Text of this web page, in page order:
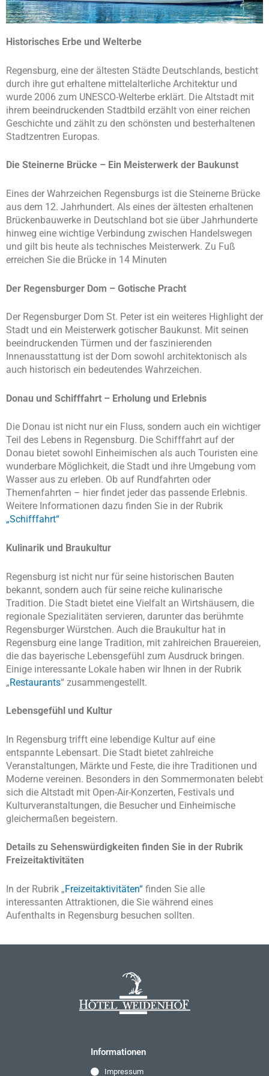
Historisches Erbe und Welterbe
Regensburg, eine der ältesten Städte Deutschlands, besticht
durch ihre gut erhaltene mittelalterliche Architektur und
wurde 2006 zum UNESCO-Welterbe erklärt. Die Altstadt mit
ihrem beeindruckenden Stadtbild erzählt von einer reichen
Geschichte und zählt zu den schönsten und besterhaltenen
Stadtzentren Europas.
Die Steinerne Brücke – Ein Meisterwerk der Baukunst
Eines der Wahrzeichen Regensburgs ist die Steinerne Brücke
aus dem 12. Jahrhundert. Als eines der ältesten erhaltenen
Brückenbauwerke in Deutschland bot sie über Jahrhunderte
hinweg eine wichtige Verbindung zwischen Handelswegen
und gilt bis heute als technisches Meisterwerk. Zu Fuß
erreichen Sie die Brücke in 14 Minuten
Der Regensburger Dom – Gotische Pracht
Der Regensburger Dom St. Peter ist ein weiteres Highlight der
Stadt und ein Meisterwerk gotischer Baukunst. Mit seinen
beeindruckenden Türmen und der faszinierenden
Innenausstattung ist der Dom sowohl architektonisch als
auch historisch ein bedeutendes Wahrzeichen.
Donau und Schifffahrt – Erholung und Erlebnis
Die Donau ist nicht nur ein Fluss, sondern auch ein wichtiger
Teil des Lebens in Regensburg. Die Schifffahrt auf der
Donau bietet sowohl Einheimischen als auch Touristen eine
wunderbare Möglichkeit, die Stadt und ihre Umgebung vom
Wasser aus zu erleben. Ob auf Rundfahrten oder
Themenfahrten – hier findet jeder das passende Erlebnis.
Weitere Informationen dazu finden Sie in der Rubrik
„Schifffahrt“
Kulinarik und Braukultur
Regensburg ist nicht nur für seine historischen Bauten
bekannt, sondern auch für seine reiche kulinarische
Tradition. Die Stadt bietet eine Vielfalt an Wirtshäusern, die
regionale Spezialitäten servieren, darunter das berühmte
Regensburger Würstchen. Auch die Braukultur hat in
Regensburg eine lange Tradition, mit zahlreichen Brauereien,
die das bayerische Lebensgefühl zum Ausdruck bringen.
Einige interessante Lokale haben wir Ihnen in der Rubrik
„Restaurants“ zusammengestellt.
Lebensgefühl und Kultur
In Regensburg trifft eine lebendige Kultur auf eine
entspannte Lebensart. Die Stadt bietet zahlreiche
Veranstaltungen, Märkte und Feste, die ihre Traditionen und
Moderne vereinen. Besonders in den Sommermonaten belebt
sich die Altstadt mit Open-Air-Konzerten, Festivals und
Kulturveranstaltungen, die Besucher und Einheimische
gleichermaßen begeistern.
Details zu Sehenswürdigkeiten finden Sie in der Rubrik
Freizeitaktivitäten
In der Rubrik „Freizeitaktivitäten“ finden Sie alle
interessanten Attraktionen, die Sie während eines
Aufenthalts in Regensburg besuchen sollten.
Informationen
Impressum